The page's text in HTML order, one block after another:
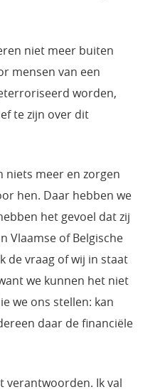
niet meer buiten
mensen van een
worden,
te zijn over dit
niets meer en zorgen
hen. Daar hebben we
het gevoel dat zij
Vlaamse of Belgische
de vraag of wij in staat
we kunnen het niet
we ons stellen: kan
daar de financiële
verantwoorden. Ik val